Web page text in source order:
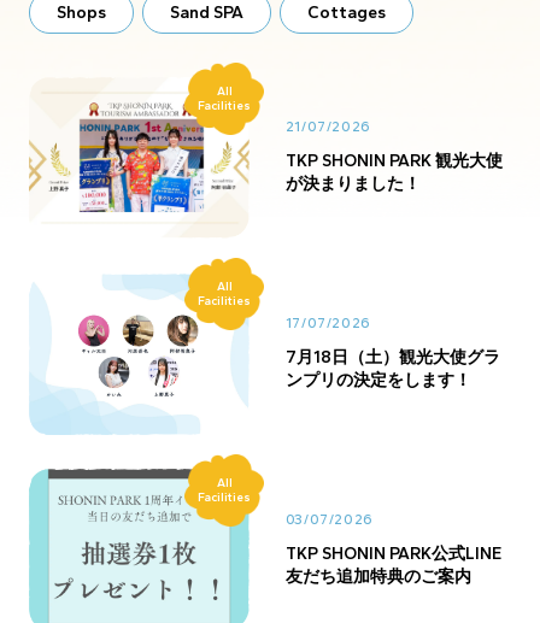
Shops Sand SPA Cottages
All
Facilities
21/07/2026
TKP SHONIN PARK 観光大使
が決まりました！
All
Facilities
17/07/2026
7月18日（土）観光大使グラ
ンプリの決定をします！
All
Facilities
03/07/2026
TKP SHONIN PARK公式LINE
友だち追加特典のご案内